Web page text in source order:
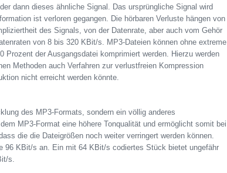
dann dieses ähnliche Signal. Das ursprüngliche Signal wird
ist verloren gegangen. Die hörbaren Verluste hängen von
des Signals, von der Datenrate, aber auch vom Gehör
von 8 bis 320 KBit/s. MP3-Dateien können ohne extreme
der Ausgangsdatei komprimiert werden. Hierzu werden
Methoden auch Verfahren zur verlustfreien Kompression
nicht erreicht werden könnte.
des MP3-Formats, sondern ein völlig anderes
MP3-Format eine höhere Tonqualität und ermöglicht somit bei
die die Dateigrößen noch weiter verringert werden können.
96 KBit/s an. Ein mit 64 KBit/s codiertes Stück bietet ungefähr
s.